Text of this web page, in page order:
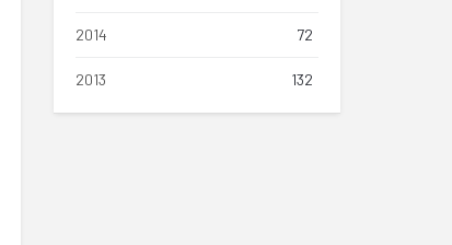
2014 72
2013 132